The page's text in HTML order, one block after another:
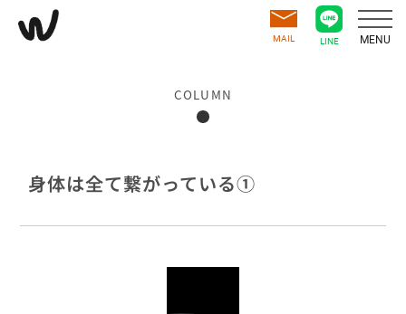
MAIL LINE MENU
身体は全て繋がっている①
COLUMN